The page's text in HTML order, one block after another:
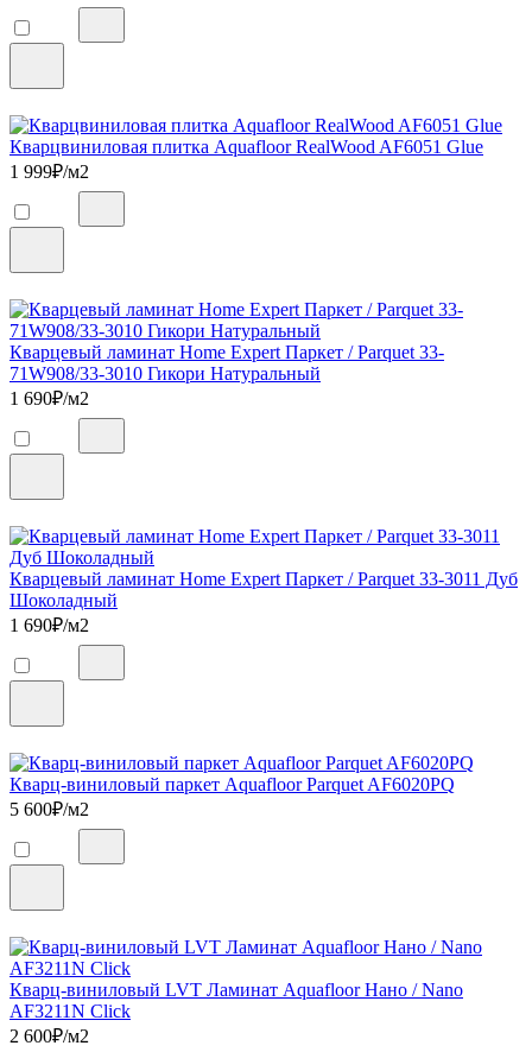
Кварцвиниловая плитка Aquafloor RealWood AF6051 Glue
1 999₽/м2
Кварцевый ламинат Home Expert Паркет / Parquet 33-
71W908/33-3010 Гикори Натуральный
1 690₽/м2
Кварцевый ламинат Home Expert Паркет / Parquet 33-3011 Дуб
Шоколадный
1 690₽/м2
Кварц-виниловый паркет Aquafloor Parquet AF6020PQ
5 600₽/м2
Кварц-виниловый LVT Ламинат Aquafloor Нано / Nano
AF3211N Click
2 600₽/м2